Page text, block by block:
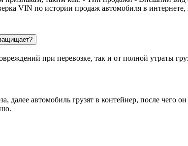
VIN по истории продаж автомобиля в
при перевозке, так и от полной утраты
автомобиль грузят в контейнер, после чего